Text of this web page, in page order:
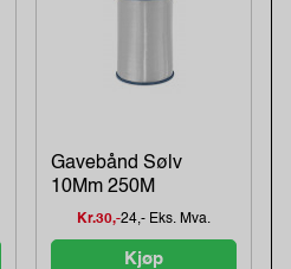
Gavebånd Sølv
10Mm 250M
Kr.30,-24,- Eks. Mva.
Kjøp